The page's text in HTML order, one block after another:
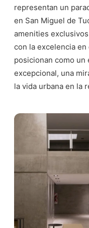
representan un
en San Miguel de
amenities
con la excelencia
posicionan como
excepcional, una
la vida urbana en la